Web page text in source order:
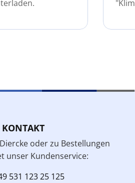
KONTAKT
oder zu Bestellungen
unser Kundenservice:
531 123 25 125